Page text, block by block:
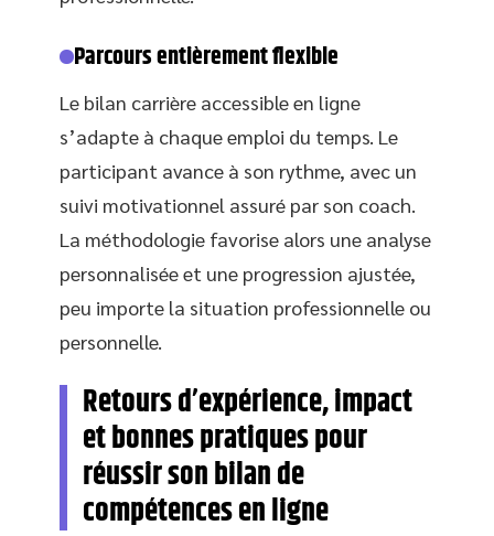
Parcours entièrement flexible
Le bilan carrière accessible en ligne
s’adapte à chaque emploi du temps. Le
participant avance à son rythme, avec un
suivi motivationnel assuré par son coach.
La méthodologie favorise alors une analyse
personnalisée et une progression ajustée,
peu importe la situation professionnelle ou
personnelle.
Retours d’expérience, impact
et bonnes pratiques pour
réussir son bilan de
compétences en ligne